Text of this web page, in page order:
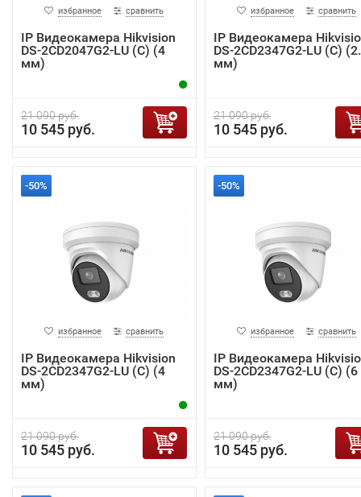
избранное сравнить
IP Видеокамера Hikvision
DS-2CD2047G2-LU (C) (4
мм)
21 090 руб.
10 545 руб.
избранное сравнить
IP Видеокамера
DS-2CD2347G2-LU (C)
мм)
21 090 руб.
10 545 руб.
-50%
избранное сравнить
IP Видеокамера Hikvision
DS-2CD2347G2-LU (C) (4
мм)
21 090 руб.
10 545 руб.
-50%
избранное сравнить
IP Видеокамера
DS-2CD2347G2-LU (C) (6
мм)
21 090 руб.
10 545 руб.